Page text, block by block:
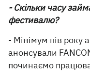
- Скільки часу
фестивалю?
- Мінімум пів року
анонсували
починаємо